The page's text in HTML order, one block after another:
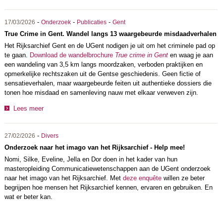
17/03/2026 - Onderzoek- Publicaties- Gent
True Crime in Gent. Wandel langs 13 waargebeurde misdaadverhalen
Het Rijksarchief Gent en de UGent nodigen je uit om het criminele pad op
te gaan.
Download de wandelbrochure True crime in Genten waag je aan
een wandeling van 3,5 km langs moordzaken, verboden praktijken en
opmerkelijke rechtszaken uit de Gentse geschiedenis. Geen fictie of
sensatieverhalen, maar waargebeurde feiten uit authentieke dossiers die
tonen hoe misdaad en samenleving nauw met elkaar verweven zijn.
Lees meer
27/02/2026 - Divers
Onderzoek naar het imago van het Rijksarchief - Help mee!
Nomi, Silke, Eveline, Jella en Dor doen in het kader van hun
masteropleiding Communicatiewetenschappen aan de UGent onderzoek
naar het imago van het Rijksarchief. Met deze enquêtewillen ze beter
begrijpen hoe mensen het Rijksarchief kennen, ervaren en gebruiken. En
wat er beter kan.